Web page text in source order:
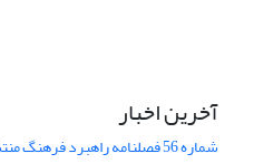
آخرین اخبار
شماره 56 فصلنامه راهبرد فرهنگ منتشر شد